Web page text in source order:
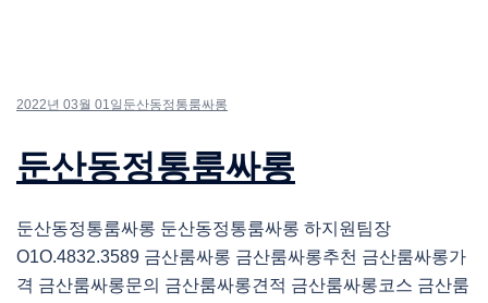
2022년 03월 01일 둔산동정통룸싸롱
둔산동정통룸싸롱
둔산동정통룸싸롱 둔산동정통룸싸롱 하지원팀장
O1O.4832.3589 금산룸싸롱 금산룸싸롱추천 금산룸싸롱가
격 금산룸싸롱문의 금산룸싸롱견적 금산룸싸롱코스 금산룸